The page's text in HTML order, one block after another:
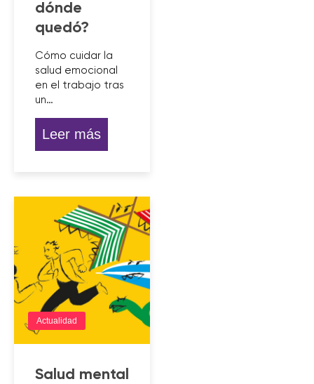
dónde
quedó?
Cómo cuidar la
salud emocional
en el trabajo tras
un…
Leer más
Actualidad
Salud mental